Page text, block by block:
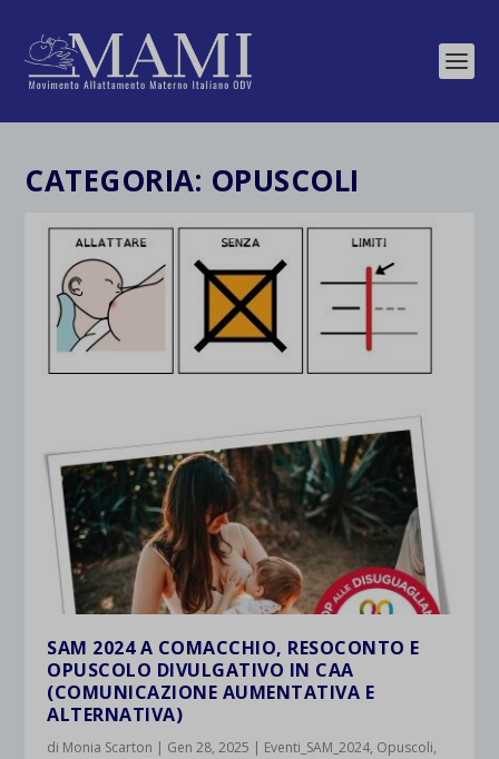
CATEGORIA: OPUSCOLI
SAM 2024 A COMACCHIO, RESOCONTO E
OPUSCOLO DIVULGATIVO IN CAA
(COMUNICAZIONE AUMENTATIVA E
ALTERNATIVA)
di Monia Scarton | Gen 28, 2025 | Eventi_SAM_2024, Opuscoli,